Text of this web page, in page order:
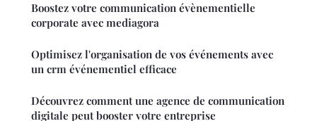
Boostez votre communication évènementielle
corporate avec mediagora
Optimisez l'organisation de vos événements avec
un crm événementiel efficace
Découvrez comment une agence de communication
digitale peut booster votre entreprise